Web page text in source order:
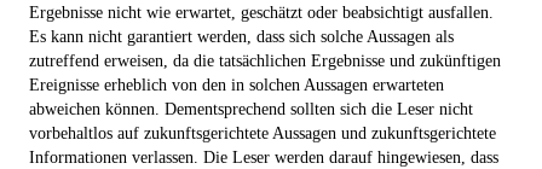
Ergebnisse nicht wie erwartet, geschätzt oder beabsichtigt ausfallen.
Es kann nicht garantiert werden, dass sich solche Aussagen als
zutreffend erweisen, da die tatsächlichen Ergebnisse und zukünftigen
Ereignisse erheblich von den in solchen Aussagen erwarteten
abweichen können. Dementsprechend sollten sich die Leser nicht
vorbehaltlos auf zukunftsgerichtete Aussagen und zukunftsgerichtete
Informationen verlassen. Die Leser werden darauf hingewiesen, dass